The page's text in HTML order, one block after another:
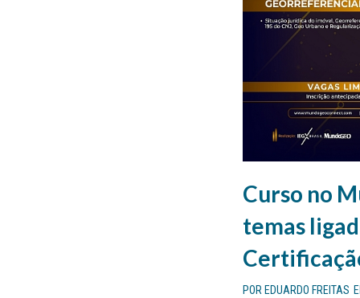
Curso no
temas
POR EDUARDO FREITAS